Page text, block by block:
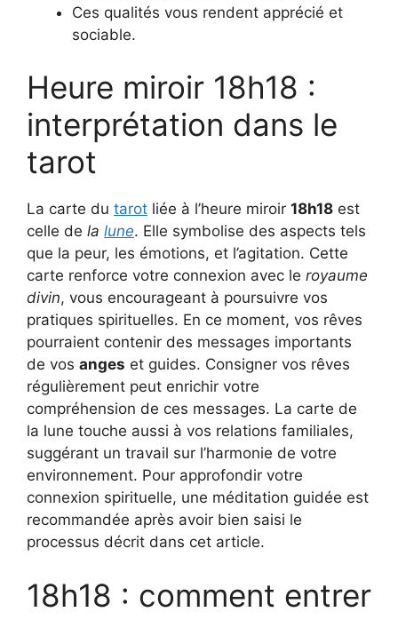
Ces qualités vous rendent apprécié et
sociable.
Heure miroir 18h18 :
interprétation dans le
tarot
La carte du tarot liée à l’heure miroir 18h18 est
celle de la lune. Elle symbolise des aspects tels
que la peur, les émotions, et l’agitation. Cette
carte renforce votre connexion avec le royaume
divin, vous encourageant à poursuivre vos
pratiques spirituelles. En ce moment, vos rêves
pourraient contenir des messages importants
de vos anges et guides. Consigner vos rêves
régulièrement peut enrichir votre
compréhension de ces messages. La carte de
la lune touche aussi à vos relations familiales,
suggérant un travail sur l’harmonie de votre
environnement. Pour approfondir votre
connexion spirituelle, une méditation guidée est
recommandée après avoir bien saisi le
processus décrit dans cet article.
18h18 : comment entrer